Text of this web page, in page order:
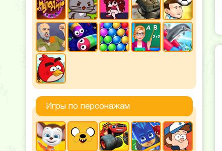
Игры по персонажам